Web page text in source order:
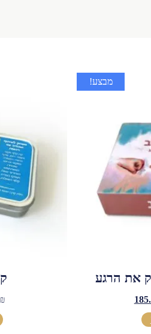
מבצע!
את הרגע
₪